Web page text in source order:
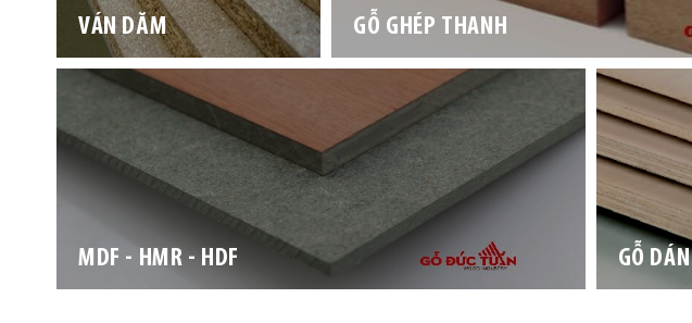
VÁN DĂM GỖ GHÉP THANH
MDF - HMR - HDF GỖ DÁN